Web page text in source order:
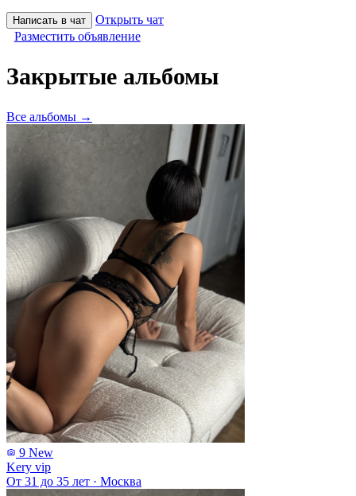
Написать в чат
Открыть чат
Разместить объявление
Закрытые альбомы
Все альбомы →
9 New
Kery vip
От 31 до 35 лет · Москва